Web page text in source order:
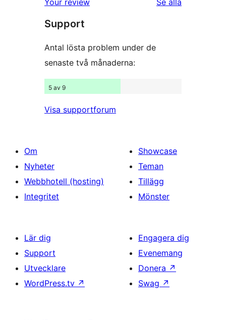
stjärniga
recensioner
Support
Antal lösta problem under de
senaste två månaderna:
5 av 9
Visa supportforum
Om
Nyheter
Webbhotell (hosting)
Integritet
Showcase
Teman
Tillägg
Mönster
Lär dig
Support
Utvecklare
WordPress.tv ↗
Engagera dig
Evenemang
Donera ↗
Swag ↗